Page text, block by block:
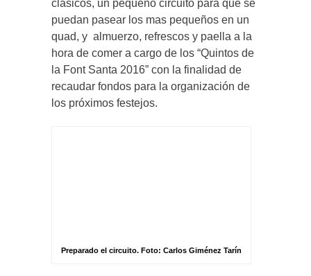
clásicos, un pequeño circuito para que se
puedan pasear los mas pequeños en un
quad, y almuerzo, refrescos y paella a la
hora de comer a cargo de los “Quintos de
la Font Santa 2016” con la finalidad de
recaudar fondos para la organización de
los próximos festejos.
Preparado el circuito. Foto: Carlos Giménez Tarín